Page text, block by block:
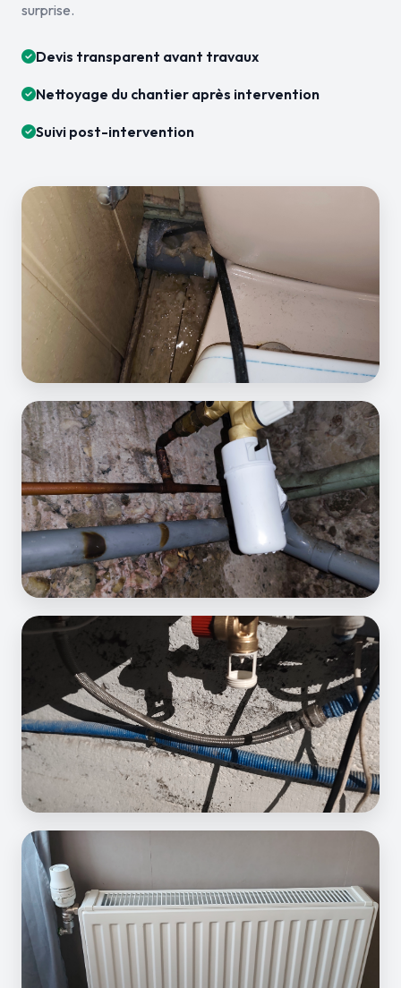
surprise.
Devis transparent avant travaux
Nettoyage du chantier après intervention
Suivi post-intervention